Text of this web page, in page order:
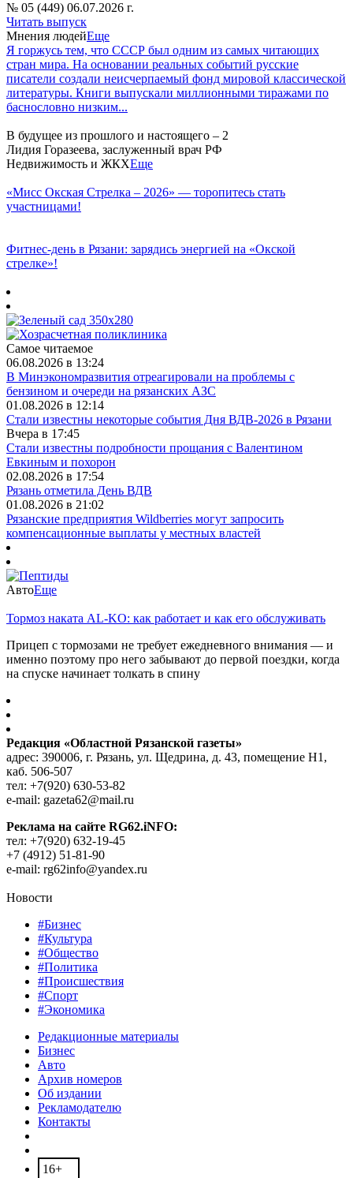
№ 05 (449) 06.07.2026 г.
Читать выпуск
Мнения людейЕще
Я горжусь тем, что СССР был одним из самых читающих
стран мира. На основании реальных событий русские
писатели создали неисчерпаемый фонд мировой классической
литературы. Книги выпускали миллионными тиражами по
баснословно низким...
В будущее из прошлого и настоящего – 2
Лидия Горазеева, заслуженный врач РФ
Недвижимость и ЖКХЕще
«Мисс Окская Стрелка – 2026» — торопитесь стать
участницами!
Фитнес‑день в Рязани: зарядись энергией на «Окской
стрелке»!
Самое читаемое
06.08.2026 в 13:24
В Минэкономразвития отреагировали на проблемы с
бензином и очереди на рязанских АЗС
01.08.2026 в 12:14
Стали известны некоторые события Дня ВДВ-2026 в Рязани
Вчера в 17:45
Стали известны подробности прощания с Валентином
Евкиным и похорон
02.08.2026 в 17:54
Рязань отметила День ВДВ
01.08.2026 в 21:02
Рязанские предприятия Wildberries могут запросить
компенсационные выплаты у местных властей
АвтоЕще
Тормоз наката AL-KO: как работает и как его обслуживать
Прицеп с тормозами не требует ежедневного внимания — и
именно поэтому про него забывают до первой поездки, когда
на спуске начинает толкать в спину
Редакция «Областной Рязанской газеты»
адрес: 390006, г. Рязань, ул. Щедрина, д. 43, помещение Н1,
каб. 506-507
тел: +7(920) 630-53-82
e-mail: gazeta62@mail.ru
Реклама на сайте RG62.iNFO:
тел: +7(920) 632-19-45
+7 (4912) 51-81-90
e-mail: rg62info@yandex.ru
Новости
#Бизнес
#Культура
#Общество
#Политика
#Происшествия
#Спорт
#Экономика
Редакционные материалы
Бизнес
Авто
Архив номеров
Об издании
Рекламодателю
Контакты
16+